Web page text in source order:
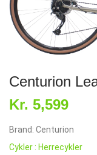
Centurion
Kr. 5,599
Brand: Centurion
Cykler : Herrecykler